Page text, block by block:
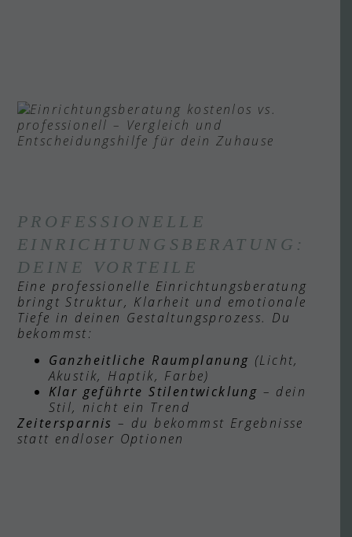
PROFESSIONELLE
EINRICHTUNGSBERATUNG:
DEINE VORTEILE
Eine professionelle Einrichtungsberatung
bringt Struktur, Klarheit und emotionale
Tiefe in deinen Gestaltungsprozess. Du
bekommst:
Ganzheitliche Raumplanung (Licht,
Akustik, Haptik, Farbe)
Klar geführte Stilentwicklung – dein
Stil, nicht ein Trend
Zeitersparnis – du bekommst Ergebnisse
statt endloser Optionen